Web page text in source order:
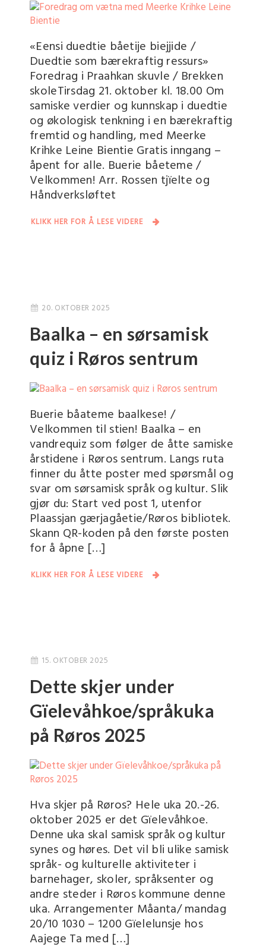
«Eensi duedtie båetije biejjide /
Duedtie som bærekraftig ressurs»
Foredrag i Praahkan skuvle / Brekken
skoleTirsdag 21. oktober kl. 18.00 Om
samiske verdier og kunnskap i duedtie
og økologisk tenkning i en bærekraftig
fremtid og handling, med Meerke
Krihke Leine Bientie Gratis inngang –
åpent for alle. Buerie båeteme /
Velkommen! Arr. Rossen tjïelte og
Håndverksløftet
KLIKK HER FOR Å LESE VIDERE
20. OKTOBER 2025
Baalka – en sørsamisk
quiz i Røros sentrum
Buerie båateme baalkese! /
Velkommen til stien! Baalka – en
vandrequiz som følger de åtte samiske
årstidene i Røros sentrum. Langs ruta
finner du åtte poster med spørsmål og
svar om sørsamisk språk og kultur. Slik
gjør du: Start ved post 1, utenfor
Plaassjan gærjagåetie/Røros bibliotek.
Skann QR-koden på den første posten
for å åpne […]
KLIKK HER FOR Å LESE VIDERE
15. OKTOBER 2025
Dette skjer under
Gïelevåhkoe/språkuka
på Røros 2025
Hva skjer på Røros? Hele uka 20.-26.
oktober 2025 er det Gïelevåhkoe.
Denne uka skal samisk språk og kultur
synes og høres. Det vil bli ulike samisk
språk- og kulturelle aktiviteter i
barnehager, skoler, språksenter og
andre steder i Røros kommune denne
uka. Arrangementer Måanta/ mandag
20/10 1030 – 1200 Gïelelunsje hos
Aajege Ta med […]